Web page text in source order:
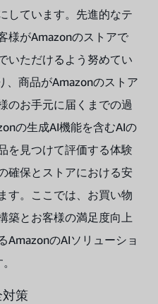
しています。先進的なテ
様がAmazonのストアで
いただけるよう努めてい
、商品がAmazonのストア
のお手元に届くまでの過
の生成AI機能を含むAIの
を見つけて評価する体験
確保とストアにおける安
す。ここでは、お買い物
築とお客様の満足度向上
AmazonのAIソリューショ
策